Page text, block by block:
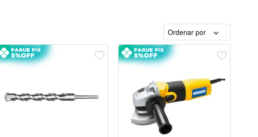
Ordenar por